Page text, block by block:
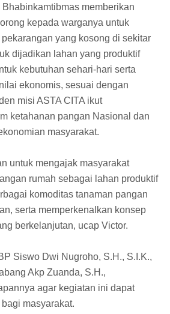
memberikan
kepada warganya untuk
yang kosong di sekitar
dijadikan lahan yang produktif
kebutuhan sehari-hari serta
ekonomis, sesuai dengan
misi ASTA CITA ikut
ketahanan pangan Nasional dan
masyarakat.
untuk mengajak masyarakat
rumah sebagai lahan produktif
komoditas tanaman pangan
serta memperkenalkan konsep
berkelanjutan, ucap Victor.
Siswo Dwi Nugroho, S.H., S.I.K.,
Akp Zuanda, S.H.,
agar kegiatan ini dapat
masyarakat.